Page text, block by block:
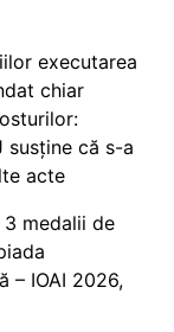
executarea
chiar
susține că s-a
acte
3 medalii de
– IOAI 2026,